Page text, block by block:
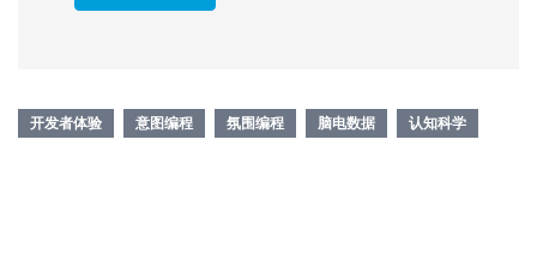
开发者体验 意图编程 氛围编程 脑电数据 认知科学